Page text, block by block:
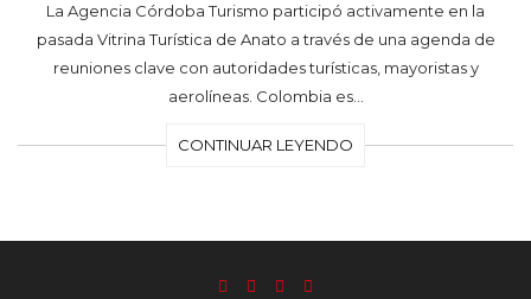
La Agencia Córdoba Turismo participó activamente en la
pasada Vitrina Turística de Anato a través de una agenda de
reuniones clave con autoridades turísticas, mayoristas y
aerolíneas. Colombia es…
CONTINUAR LEYENDO